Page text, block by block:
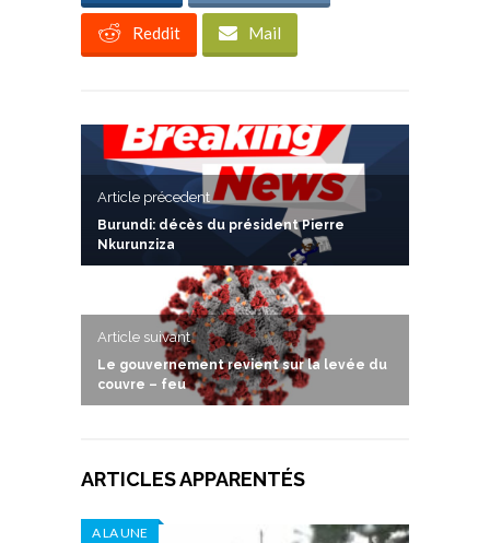
Reddit Mail
Article précedent
Burundi: décès du président Pierre
Nkurunziza
Article suivant
Le gouvernement revient sur la levée du
couvre – feu
ARTICLES APPARENTÉS
A LA UNE